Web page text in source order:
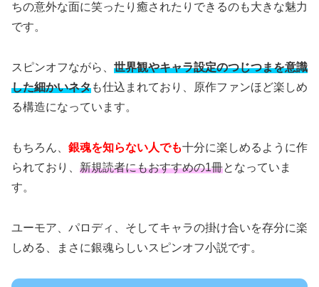
ちの意外な面に笑ったり癒されたりできるのも大きな魅力
です。
スピンオフながら、 世界観やキャラ設定のつじつまを意識
した細かいネタも仕込まれており、原作ファンほど楽しめ
る構造になっています。
もちろん、 銀魂を知らない人でも十分に楽しめるように作
られており、 新規読者にもおすすめの1冊となっていま
す。
ユーモア、パロディ、そしてキャラの掛け合いを存分に楽
しめる、まさに銀魂らしいスピンオフ小説です。